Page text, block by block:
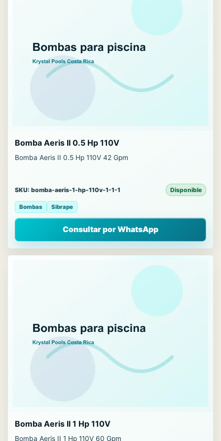
Bomba Aeris II 0.5 Hp 110V
Bomba Aeris II 0.5 Hp 110V 42 Gpm
SKU: bomba-aeris-1-hp-110v-1-1-1 Disponible
Bombas Sibrape
Consultar por WhatsApp
Bomba Aeris II 1 Hp 110V
Bomba Aeris II 1 Hp 110V 60 Gpm